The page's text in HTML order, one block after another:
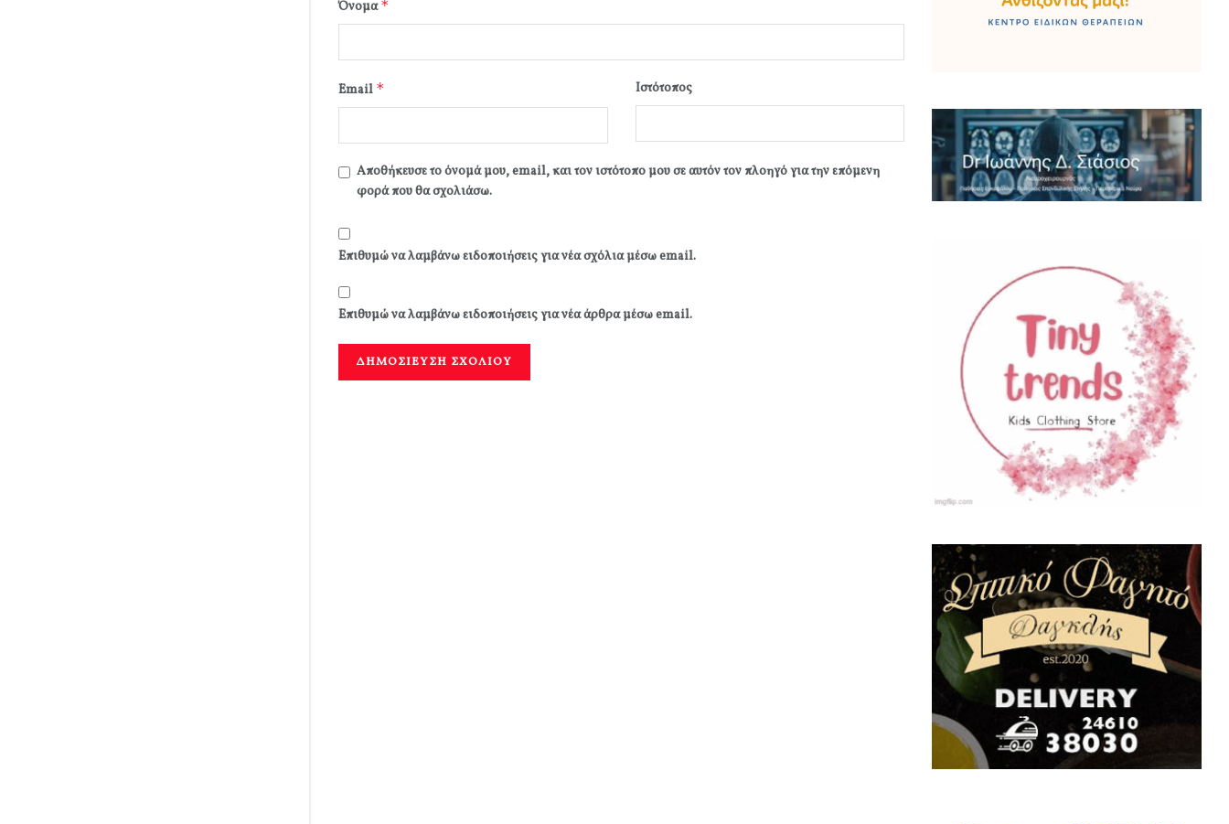
Όνομα*
Email * Ιστότοπος
Αποθήκευσε το όνομά μου, email, και τον ιστότοπο μου σε αυτόν τον πλοηγό για την επόμενη
φορά που θα σχολιάσω.
Επιθυμώ να λαμβάνω ειδοποιήσεις για νέα σχόλια μέσω email.
Επιθυμώ να λαμβάνω ειδοποιήσεις για νέα άρθρα μέσω email.